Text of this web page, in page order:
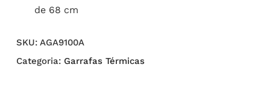
de 68 cm
SKU: AGA9100A
Categoria: Garrafas Térmicas